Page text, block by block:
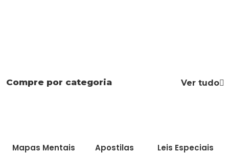
Compre por categoria Ver tudo
Mapas Mentais Apostilas Leis Especiais